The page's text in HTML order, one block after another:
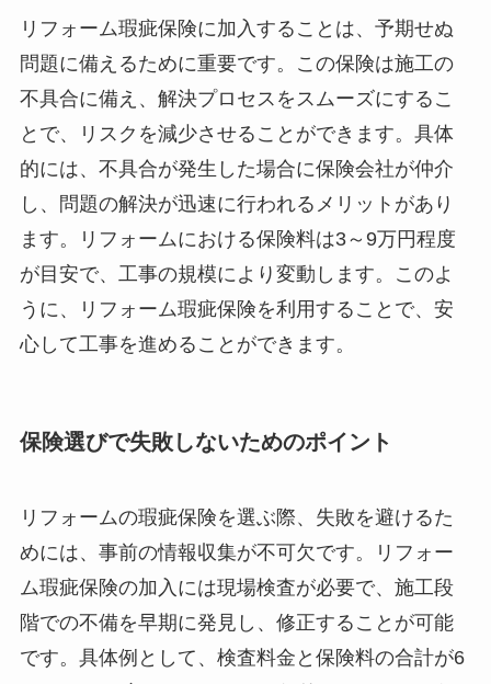
リフォーム瑕疵保険に加入することは、予期せぬ
問題に備えるために重要です。この保険は施工の
不具合に備え、解決プロセスをスムーズにするこ
とで、リスクを減少させることができます。具体
的には、不具合が発生した場合に保険会社が仲介
し、問題の解決が迅速に行われるメリットがあり
ます。リフォームにおける保険料は3～9万円程度
が目安で、工事の規模により変動します。このよ
うに、リフォーム瑕疵保険を利用することで、安
心して工事を進めることができます。
保険選びで失敗しないためのポイント
リフォームの瑕疵保険を選ぶ際、失敗を避けるた
めには、事前の情報収集が不可欠です。リフォー
ム瑕疵保険の加入には現場検査が必要で、施工段
階での不備を早期に発見し、修正することが可能
です。具体例として、検査料金と保険料の合計が6